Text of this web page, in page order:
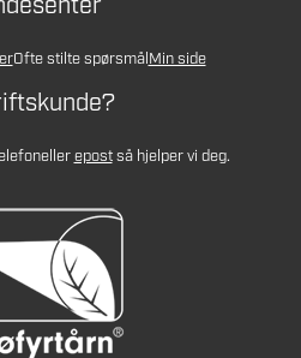
Ofte stilte spørsmålMin side
ellerepostså hjelper vi deg.